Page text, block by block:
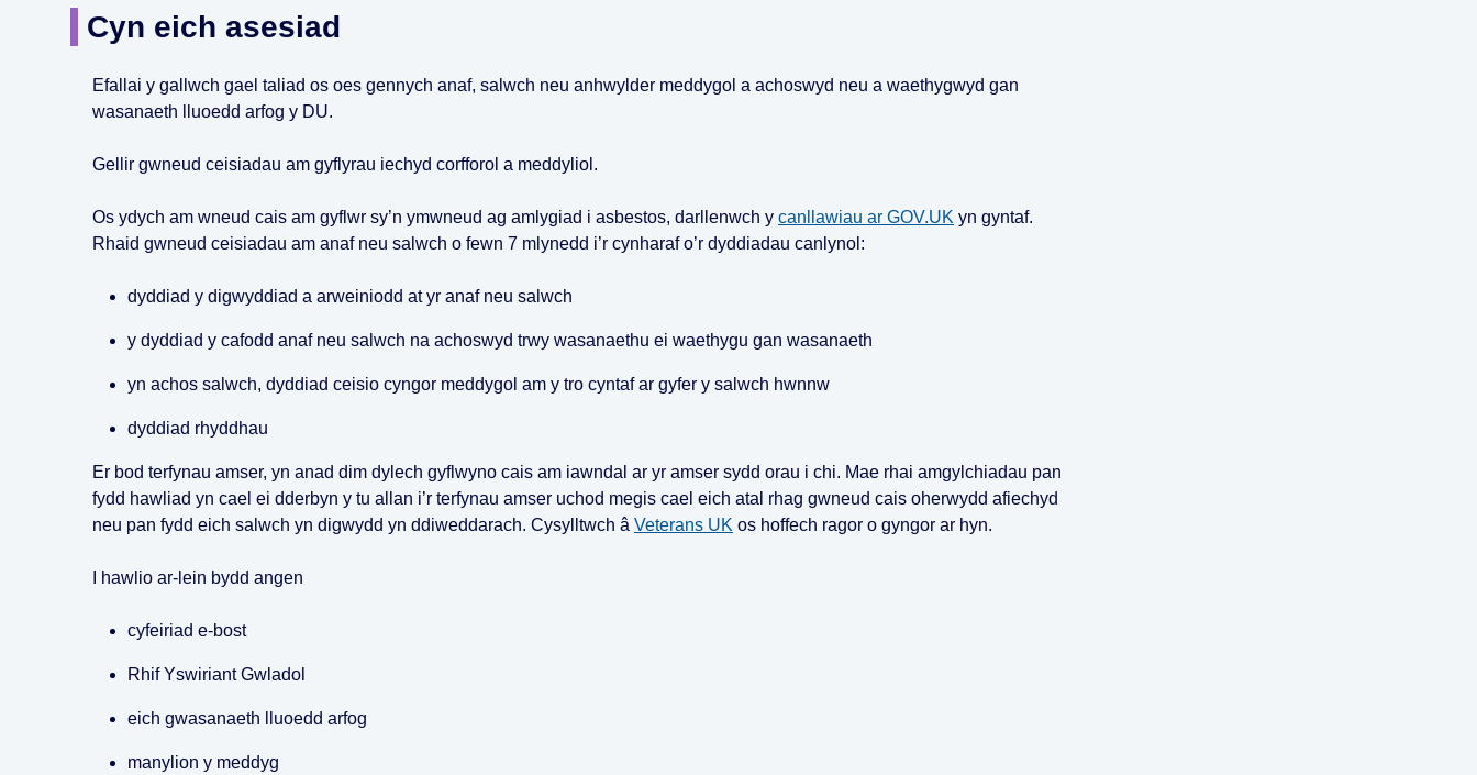
Cyn eich asesiad
Efallai y gallwch gael taliad os oes gennych anaf, salwch neu anhwylder meddygol a achoswyd neu a waethygwyd gan
wasanaeth lluoedd arfog y DU.
Gellir gwneud ceisiadau am gyflyrau iechyd corfforol a meddyliol.
Os ydych am wneud cais am gyflwr sy’n ymwneud ag amlygiad i asbestos, darllenwch y canllawiau ar GOV.UK yn gyntaf.
Rhaid gwneud ceisiadau am anaf neu salwch o fewn 7 mlynedd i’r cynharaf o’r dyddiadau canlynol:
dyddiad y digwyddiad a arweiniodd at yr anaf neu salwch
y dyddiad y cafodd anaf neu salwch na achoswyd trwy wasanaethu ei waethygu gan wasanaeth
yn achos salwch, dyddiad ceisio cyngor meddygol am y tro cyntaf ar gyfer y salwch hwnnw
dyddiad rhyddhau
Er bod terfynau amser, yn anad dim dylech gyflwyno cais am iawndal ar yr amser sydd orau i chi. Mae rhai amgylchiadau pan
fydd hawliad yn cael ei dderbyn y tu allan i’r terfynau amser uchod megis cael eich atal rhag gwneud cais oherwydd afiechyd
neu pan fydd eich salwch yn digwydd yn ddiweddarach. Cysylltwch â Veterans UK os hoffech ragor o gyngor ar hyn.
I hawlio ar-lein bydd angen
cyfeiriad e-bost
Rhif Yswiriant Gwladol
eich gwasanaeth lluoedd arfog
manylion y meddyg